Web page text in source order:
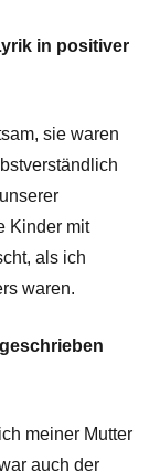
in positiver
sie waren
Kinder mit
als ich
waren.
meiner Mutter
auch der